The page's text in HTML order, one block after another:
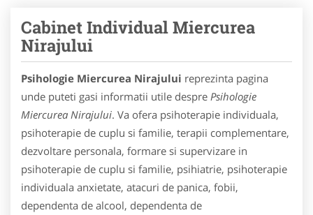
Cabinet Individual Miercurea
Nirajului
Psihologie Miercurea Nirajului reprezinta pagina
unde puteti gasi informatii utile despre Psihologie
Miercurea Nirajului. Va ofera psihoterapie individuala,
psihoterapie de cuplu si familie, terapii complementare,
dezvoltare personala, formare si supervizare in
psihoterapie de cuplu si familie, psihiatrie, psihoterapie
individuala anxietate, atacuri de panica, fobii,
dependenta de alcool, dependenta de